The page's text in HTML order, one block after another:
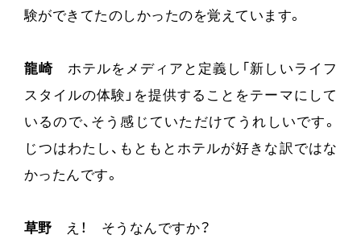
験ができてたのしかったのを覚えています。
龍崎ホテルをメディアと定義し「新しいライフ
スタイルの体験」を提供することをテーマにして
いるので、そう感じていただけてうれしいです。
じつはわたし、もともとホテルが好きな訳ではな
かったんです。
草野 え！ そうなんですか？